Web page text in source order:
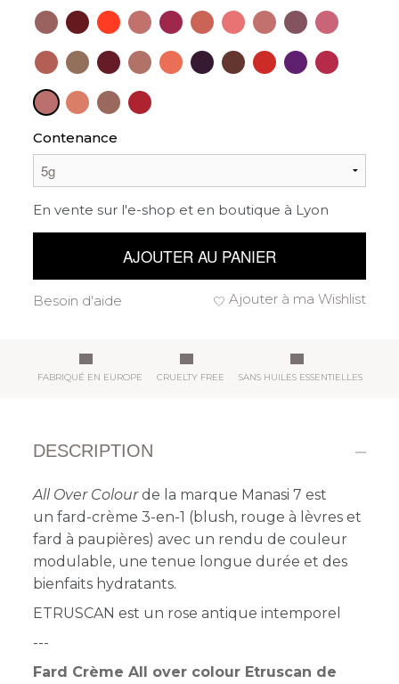
Contenance
En vente sur l'e-shop et en boutique à Lyon
AJOUTER AU PANIER
Ajouter à ma Wishlist
Besoin d'aide
FABRIQUÉ EN EUROPE CRUELTY FREE SANS HUILES ESSENTIELLES
DESCRIPTION
All Over Colourde la marque Manasi 7 est
un fard-crème 3-en-1 (blush, rouge à lèvres et
fard à paupières) avec un rendu de couleur
modulable, une tenue longue durée et des
bienfaits hydratants.
ETRUSCAN est un rose antique intemporel
---
Fard Crème All over colour Etruscan de